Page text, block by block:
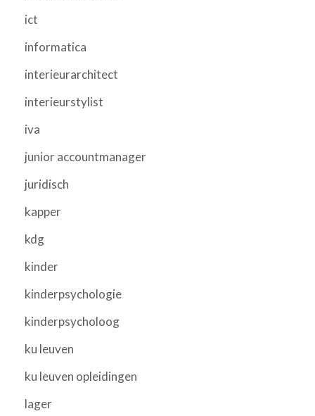
ict
informatica
interieurarchitect
interieurstylist
iva
junior accountmanager
juridisch
kapper
kdg
kinder
kinderpsychologie
kinderpsycholoog
ku leuven
ku leuven opleidingen
lager